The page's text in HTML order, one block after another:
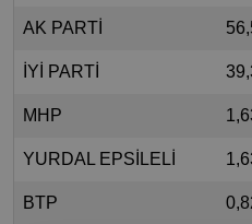
AK PARTİ
İYİ PARTİ
MHP
YURDAL EPSİLELİ
BTP